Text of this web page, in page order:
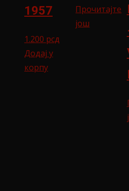
1957
1.200 рсд
Додај у
корпу
Прочитајте
још